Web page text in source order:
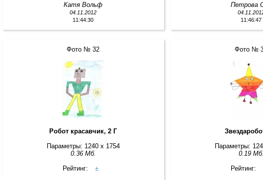
Катя Вольф
04.11.2012
11:44:30
Фото № 32
Робот красавчик, 2 Г
Параметры: 1240 x 1754
0.36 Мб.
Рейтинг:
±
Петрова
11:46:47
Фото №
Параметры:
0.19 Мб.
Рейтинг: